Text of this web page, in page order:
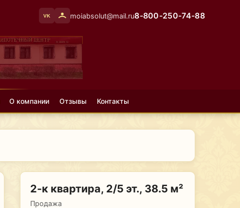
VK moiabsolut@mail.ru8-800-250-74-88
О компании Отзывы Контакты
2-к квартира, 2/5 эт., 38.5 м²
Продажа